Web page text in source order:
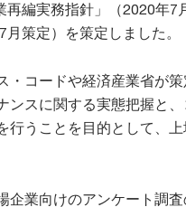
再編実務指針」（2020年
策定）を策定しました。
・コードや経済産業省が
ンスに関する実態把握と
行うことを目的として、
企業向けのアンケート調